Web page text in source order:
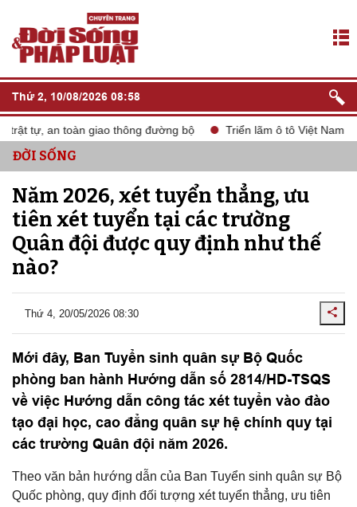
Thứ 2, 10/08/2026 08:58
tự, an toàn giao thông đường bộ Triển lãm ô tô Việt Nam
ĐỜI SỐNG
Năm 2026, xét tuyển thẳng, ưu
tiên xét tuyển tại các trường
Quân đội được quy định như thế
nào?
Thứ 4, 20/05/2026 08:30
Mới đây, Ban Tuyển sinh quân sự Bộ Quốc
phòng ban hành Hướng dẫn số 2814/HD-TSQS
về việc Hướng dẫn công tác xét tuyển vào đào
tạo đại học, cao đẳng quân sự hệ chính quy tại
các trường Quân đội năm 2026.
Theo văn bản hướng dẫn của Ban Tuyển sinh quân sự Bộ
Quốc phòng, quy định đối tượng xét tuyển thẳng, ưu tiên